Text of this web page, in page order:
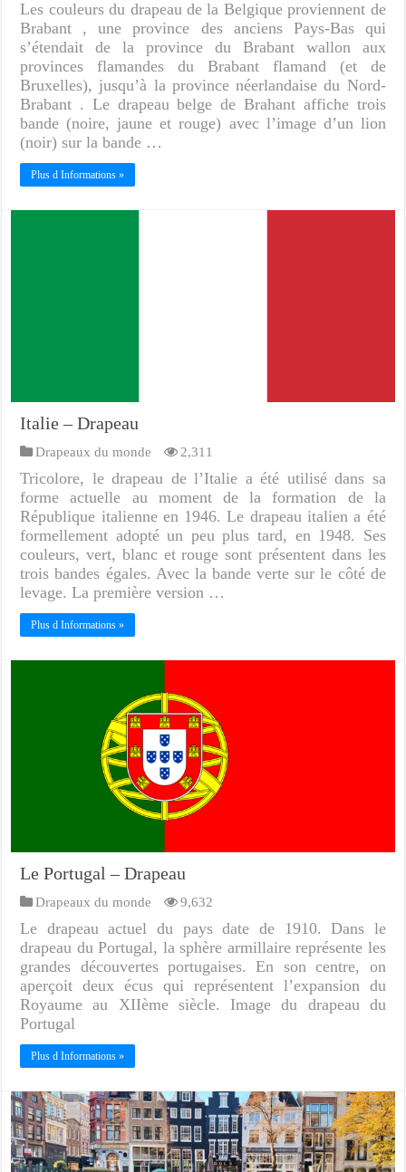
Les couleurs du drapeau de la Belgique proviennent de
Brabant , une province des anciens Pays-Bas qui
s’étendait de la province du Brabant wallon aux
provinces flamandes du Brabant flamand (et de
Bruxelles), jusqu’à la province néerlandaise du Nord-
Brabant . Le drapeau belge de Brahant affiche trois
bande (noire, jaune et rouge) avec l’image d’un lion
(noir) sur la bande …
Plus d Informations »
Italie – Drapeau
Drapeaux du monde 2,311
Tricolore, le drapeau de l’Italie a été utilisé dans sa
forme actuelle au moment de la formation de la
République italienne en 1946. Le drapeau italien a été
formellement adopté un peu plus tard, en 1948. Ses
couleurs, vert, blanc et rouge sont présentent dans les
trois bandes égales. Avec la bande verte sur le côté de
levage. La première version …
Plus d Informations »
Le Portugal – Drapeau
Drapeaux du monde 9,632
Le drapeau actuel du pays date de 1910. Dans le
drapeau du Portugal, la sphère armillaire représente les
grandes découvertes portugaises. En son centre, on
aperçoit deux écus qui représentent l’expansion du
Royaume au XIIème siècle. Image du drapeau du
Portugal
Plus d Informations »